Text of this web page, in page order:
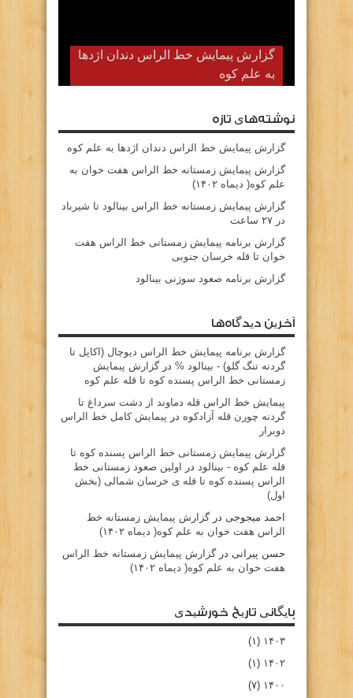
گزارش پیمایش خط الراس دندان اژدها
به علم کوه
نوشته‌های تازه
گزارش پیمایش خط الراس دندان اژدها به علم کوه
گزارش پیمایش زمستانه خط الراس هفت خوان به
علم کوه( دیماه ۱۴۰۲)
گزارش پیمایش زمستانه خط الراس بینالود تا شیرباد
در ۲۷ ساعت
گزارش برنامه پیمایش زمستانی خط الراس هفت
خوان تا قله خرسان جنوبی
گزارش برنامه صعود سوزنی بینالود
آخرین دیدگاه‌ها
گزارش برنامه پيمايش خط الراس ديوچال (اكاپل تا
گردنه تنگ گلو) - بينالود % درگزارش پیمایش
زمستانی خط الراس پسنده کوه تا قله علم کوه
پيمايش خط الراس قله دماوند از دشت سرداغ تا
گردنه چورن قله آزادكوه در پیمایش کامل خط الراس
دوبرار
گزارش پیمایش زمستانی خط الراس پسنده کوه تا
قله علم کوه - بينالود در
اولین صعود زمستانی خط
الراس پسنده کوه تا قله ی خرسان شمالی (بخش
اول)
احمد میجوجی درگزارش پیمایش زمستانه خط
الراس هفت خوان به علم کوه( دیماه ۱۴۰۲)
حسن پیرانی درگزارش پیمایش زمستانه خط الراس
هفت خوان به علم کوه( دیماه ۱۴۰۲)
بایگانی تاریخ خورشیدی
۱۴۰۳ (۱)
۱۴۰۲ (۱)
۱۴۰۰ (۷)